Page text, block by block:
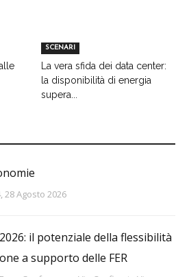
SCENARI
La vera sfida dei data center:
la disponibilità di energia
supera...
28 Agosto 2026
il potenziale della flessibilità
a supporto delle FER